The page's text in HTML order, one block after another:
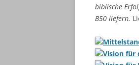
biblische
B50 liefern.
Vision für